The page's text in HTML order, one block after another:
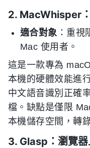
2. MacWhisper
適合對象 ：重
Mac 使用者。
這是一款專為
本機的硬體效能進
中文語音識別正確
檔。缺點是僅限
本機儲存空間，轉
3. Glasp：瀏覽